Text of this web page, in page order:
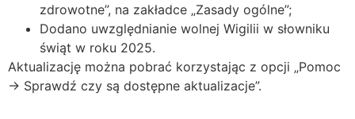
zdrowotne”, na zakładce „Zasady ogólne”;
Dodano uwzględnianie wolnej Wigilii w słowniku
świąt w roku 2025.
Aktualizację można pobrać korzystając z opcji „Pomoc
→ Sprawdź czy są dostępne aktualizacje”.